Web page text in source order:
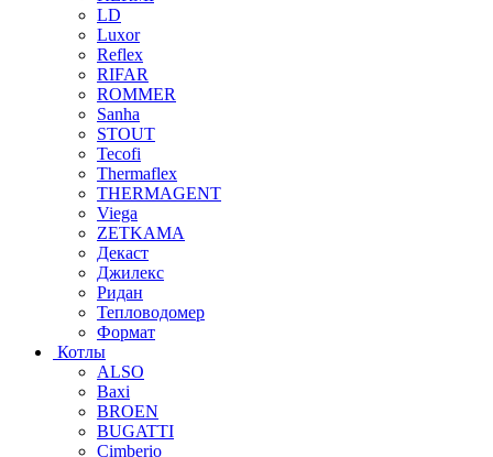
LD
Luxor
Reflex
RIFAR
ROMMER
Sanha
STOUT
Tecofi
Thermaflex
THERMAGENT
Viega
ZETKAMA
Декаст
Джилекс
Ридан
Тепловодомер
Формат
Котлы
ALSO
Baxi
BROEN
BUGATTI
Cimberio